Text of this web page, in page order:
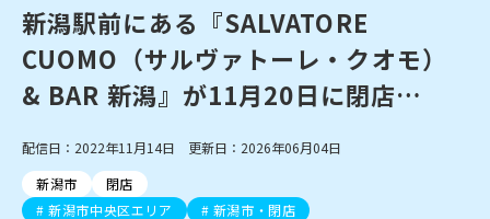
新潟市 下越
中越 上越
佐渡
開店 閉店
リニューアル・移転 休業 開店まとめ
閉店まとめ
新潟市・開店
新潟市・閉店
長岡市・開店
長岡市・閉店
ラーメン・開店
ラーメン・閉店
ラーメン 現地レポート
和食 洋食
スイーツ
体験・販売 祭り・伝統行事
趣味・展示会 ライブ・コンサート
スポーツ
施設・ショップ
住宅メーカー・工務
店
食品メーカー・県産
習い事・塾 アパレル・雑貨
フィットネス・ジム
特集・まとめ記事
セツコママ ランキング 新潟人
キャンペーン
開店まとめ
閉店まとめ
ラーメンまとめ
飲食店まとめ
ショッピングモール・
大型施設
ドラッグストア・ホーム
センター
ファッション 生活サービス
新潟駅前にある『SALVATORE
CUOMO（サルヴァトーレ・クオモ）
& BAR 新潟』が11月20日に閉店…
配信日：2022年11月14日 更新日：2026年06月04日
新潟市
閉店
新潟市中央区エリア
新潟市・閉店